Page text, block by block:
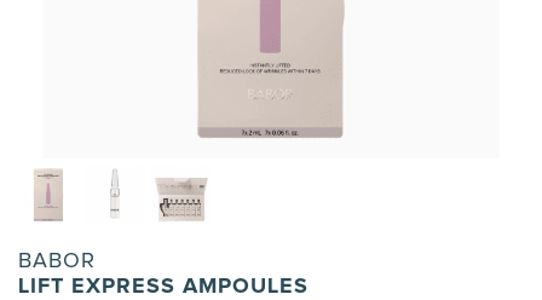
BABOR
LIFT EXPRESS AMPOULES